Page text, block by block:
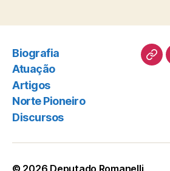
Biografia
Atuação
Artigos
Norte Pioneiro
Discursos
© 2026 Deputado Romanelli